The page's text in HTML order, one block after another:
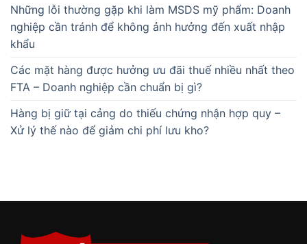
Những lỗi thường gặp khi làm MSDS mỹ phẩm: Doanh
nghiệp cần tránh để không ảnh hưởng đến xuất nhập
khẩu
Các mặt hàng được hưởng ưu đãi thuế nhiều nhất theo
FTA – Doanh nghiệp cần chuẩn bị gì?
Hàng bị giữ tại cảng do thiếu chứng nhận hợp quy –
Xử lý thế nào để giảm chi phí lưu kho?